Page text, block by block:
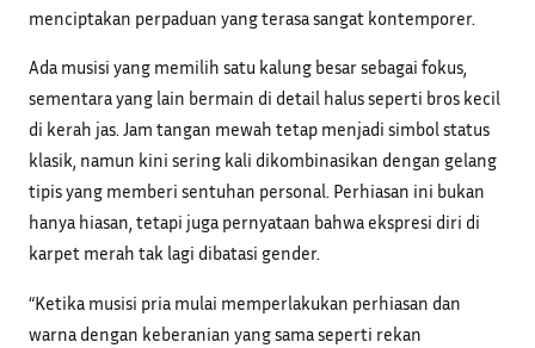
menciptakan perpaduan yang terasa sangat kontemporer.
Ada musisi yang memilih satu kalung besar sebagai fokus,
sementara yang lain bermain di detail halus seperti bros kecil
di kerah jas. Jam tangan mewah tetap menjadi simbol status
klasik, namun kini sering kali dikombinasikan dengan gelang
tipis yang memberi sentuhan personal. Perhiasan ini bukan
hanya hiasan, tetapi juga pernyataan bahwa ekspresi diri di
karpet merah tak lagi dibatasi gender.
“Ketika musisi pria mulai memperlakukan perhiasan dan
warna dengan keberanian yang sama seperti rekan